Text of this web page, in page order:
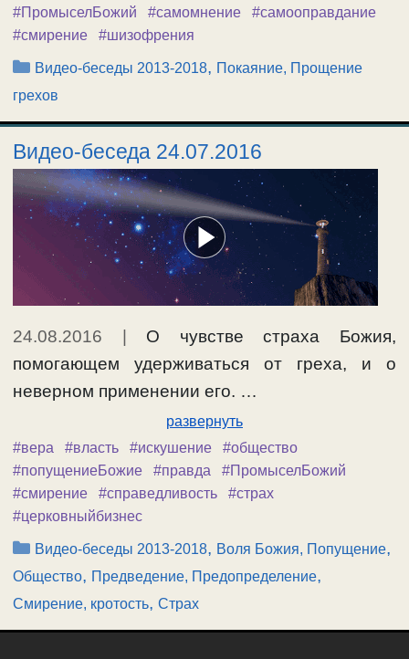
#ПромыселБожий
#самомнение
#самооправдание
#смирение
#шизофрения
Рубрики
Видео-беседы 2013-2018, Покаяние, Прощение
грехов
Видео-беседа 24.07.2016
24.08.2016 | О чувстве страха Божия,
помогающем удерживаться от греха, и о
неверном применении его. …
развернуть
#вера
#власть #искушение
#общество
#попущениеБожие
#правда
#ПромыселБожий
#смирение
#справедливость
#страх
#церковныйбизнес
Рубрики
Видео-беседы 2013-2018, Воля Божия, Попущение,
Общество, Предведение, Предопределение,
Смирение, кротость, Страх